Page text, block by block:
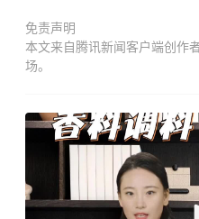
免责声明
本文来自腾讯新闻客户端创作
场。